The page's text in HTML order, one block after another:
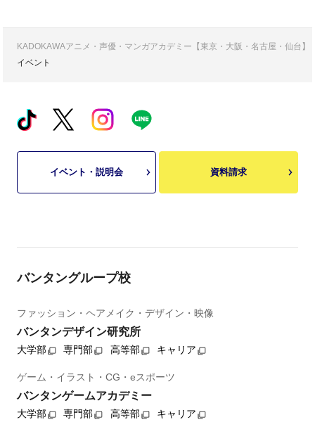
KADOKAWAアニメ・声優・マンガアカデミー【東京・大阪・名古屋・仙台】
イベント
イベント・説明会 資料請求
バンタングループ校
ファッション・ヘアメイク・デザイン・映像
バンタンデザイン研究所
大学部 専門部 高等部 キャリア
ゲーム・イラスト・CG・eスポーツ
バンタンゲームアカデミー
大学部 専門部 高等部 キャリア